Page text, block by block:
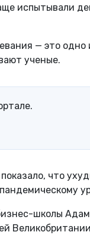
испытывали
— это
ученые.
что
школы